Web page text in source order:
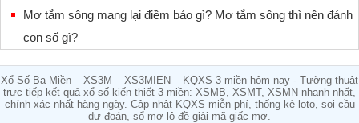
Mơ tắm sông mang lại điềm báo gì? Mơ tắm sông thì nên đánh
con số gì?
Xổ Số Ba Miền – XS3M – XS3MIEN – KQXS 3 miền hôm nay - Tường thuật
trực tiếp kết quả xổ số kiến thiết 3 miền: XSMB, XSMT, XSMN nhanh nhất,
chính xác nhất hàng ngày. Cập nhật KQXS miễn phí, thống kê loto, soi cầu
dự đoán, sổ mơ lô đề giải mã giấc mơ.